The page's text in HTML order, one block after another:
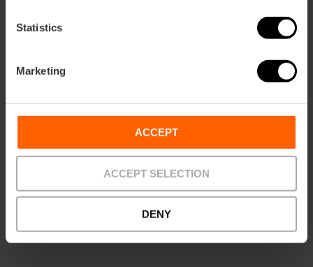
Statistics
Marketing
ACCEPT
ACCEPT SELECTION
DENY
Cómo llegar